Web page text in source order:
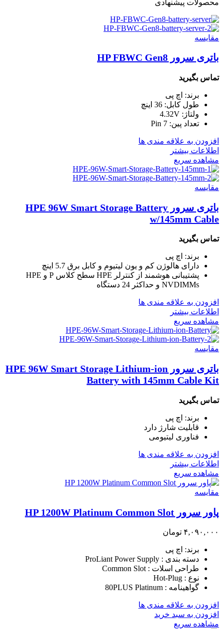
محصولات پیشنهادی
مقایسه
باتری سرور HP FBWC Gen8
تماس بگیرید
برند: اچ پی
طول کابل: 36 اینچ
ولتاژ: 4.32V
تعداد پین: 7 Pin
افزودن به علاقه مندی ها
اطلاعات بیشتر
مشاهده سریع
مقایسه
باتری سرور HPE 96W Smart Storage Battery
w/145mm Cable
تماس بگیرید
برند: اچ پی
دارای هالوژن کم و یون لیتیوم و کابل برق 5.7 اینچ
پشتیبانی هوشمند از کنترلر HPE سطح کلاس P و HPE
NVDIMMs و حداکثر 24 دستگاه
افزودن به علاقه مندی ها
اطلاعات بیشتر
مشاهده سریع
مقایسه
باتری سرور HPE 96W Smart Storage Lithium-ion
Battery with 145mm Cable Kit
تماس بگیرید
برند: اچ پی
قابلیت شارژ دارد
فناوری لیتیومی
افزودن به علاقه مندی ها
اطلاعات بیشتر
مشاهده سریع
مقایسه
پاور سرور HP 1200W Platinum Common Slot
۴,۰۹۰,۰۰۰ تومان
برند: اچ پی
دسته بندی : ProLiant Power Supply
طراحی اسلات : Common Slot
نوع : Hot-Plug
گواهینامه : 80PLUS Platinum
افزودن به علاقه مندی ها
افزودن به سبد خرید
مشاهده سریع